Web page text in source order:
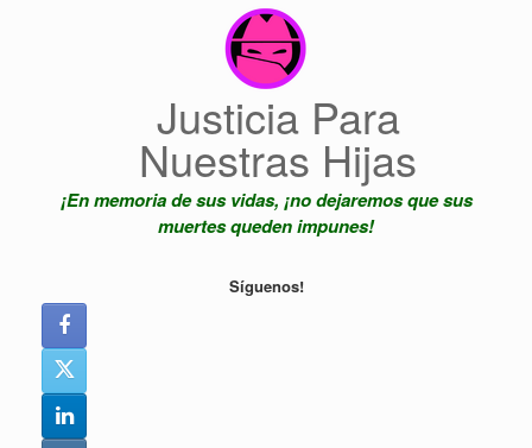
Justicia Para
Nuestras Hijas
¡En memoria de sus vidas, ¡no dejaremos que sus
muertes queden impunes!
Síguenos!